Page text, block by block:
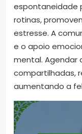
espontaneidade
rotinas,
estresse. A
e o apoio
mental. Agendar
compartilhadas,
aumentando a